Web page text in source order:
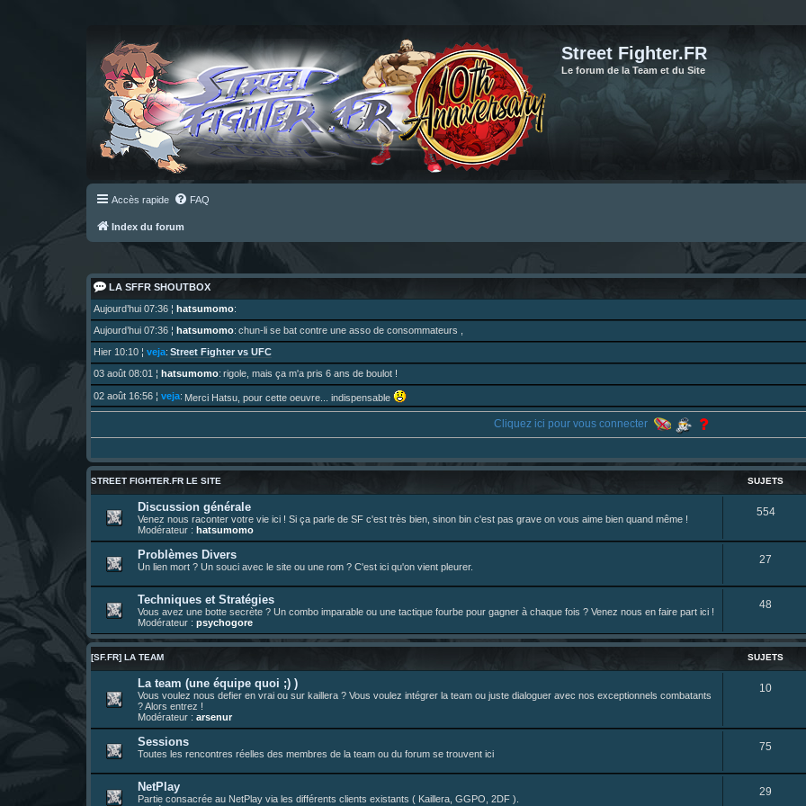
Street Fighter.FR
Le forum de la Team et du Site
Accès rapide FAQ
Index du forum
LA SFFR SHOUTBOX
Aujourd’hui 07:36 ¦ hatsumomo:
Aujourd’hui 07:36 ¦ hatsumomo: chun-li se bat contre une asso de consommateurs ,
Hier 10:10 ¦ veja: Street Fighter vs UFC
03 août 08:01 ¦ hatsumomo: rigole, mais ça m'a pris 6 ans de boulot !
02 août 16:56 ¦ veja: Merci Hatsu, pour cette oeuvre... indispensable
01 août 08:08¦hatsumomo:https://archiveofourown.org/works/74744 ... /195226046
01 août 08:08¦hatsumomo:Aujourd'hui, c'est le yaoi day. Pour la peine je reposte ma dernière fic.
30 juil. 07:22¦hatsumomo:Un futur indispensable :
26 juil. 22:09¦hatsumomo:bio de Alex en ligne les gens !
13 juil. 09:53¦hatsumomo:bonjour les amis, je viens de poster ma 1e review de figurine !
23 juin 10:36¦indy:une très chouette SFFR shoutbox !
23 juin 07:30¦hatsumomo :nouvelle trad caniculaire les amis !
23 juin 07:26¦hatsumomo:shoutbox réinitialisée
22 juin 12:27¦indy:Yo !
22 juin 08:49¦veja:Yo
Cliquez ici pour vous connecter
STREET FIGHTER.FR LE SITE SUJETS
Discussion générale
Venez nous raconter votre vie ici ! Si ça parle de SF c'est très bien, sinon bin c'est pas grave on vous aime bien quand même !
Modérateur : hatsumomo
554S
Problèmes Divers
Un lien mort ? Un souci avec le site ou une rom ? C'est ici qu'on vient pleurer.
27
t
Techniques et Stratégies
Vous avez une botte secrète ? Un combo imparable ou une tactique fourbe pour gagner à chaque fois ? Venez nous en faire part ici !
Modérateur : psychogore
48
j
e
[SF.FR] LA TEAM SUJETS
La team (une équipe quoi ;) )
Vous voulez nous defier en vrai ou sur kaillera ? Vous voulez intégrer la team ou juste dialoguer avec nos exceptionnels combatants
? Alors entrez !
Modérateur : arsenur
10S
Sessions
Toutes les rencontres réelles des membres de la team ou du forum se trouvent ici
75
NetPlay
Partie consacrée au NetPlay via les différents clients existants ( Kaillera, GGPO, 2DF ).
29